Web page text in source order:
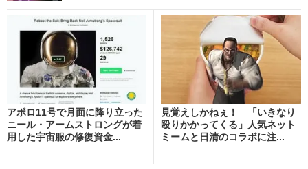
アポロ11号で月面に降り立った
ニール・アームストロングが着
用した宇宙服の修復資金...
見覚えしかねぇ！ 「いきなり
殴りかかってくる」人気ネット
ミームと日清のコラボに注...